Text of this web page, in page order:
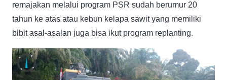
remajakan melalui program PSR sudah berumur 20
tahun ke atas atau kebun kelapa sawit yang memiliki
bibit asal-asalan juga bisa ikut program replanting.